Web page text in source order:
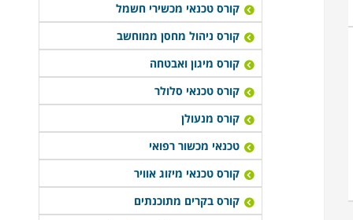
קורס טכנאי מכשירי חשמל
קורס ניהול מחסן ממוחשב
קורס מיגון ואבטחה
קורס טכנאי סלולר
קורס מנעולן
טכנאי מכשור רפואי
קורס טכנאי מיזוג אוויר
קורס בקרים מתוכנתים